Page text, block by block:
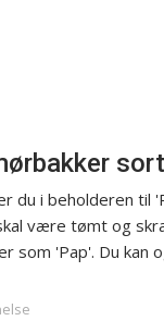
du i beholderen til
være tømt og
som 'Pap'. Du kan